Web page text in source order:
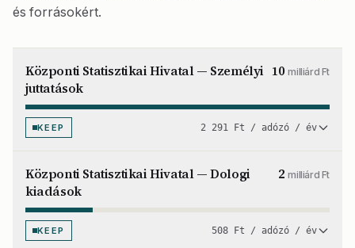
és forrásokért.
Központi Statisztikai Hivatal — Személyi
juttatások
10milliárd Ft
KEEP 2 291 Ft / adózó / év
Központi Statisztikai Hivatal — Dologi
kiadások
2milliárd Ft
KEEP 508 Ft / adózó / év